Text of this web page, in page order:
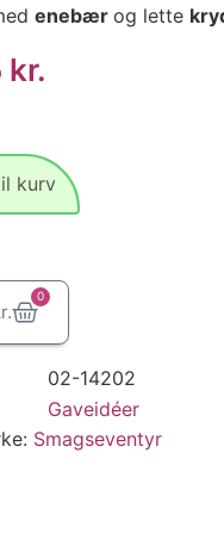
enebær og lette
kr.
kurv
0
02-14202
Gaveidéer
Smagseventyr